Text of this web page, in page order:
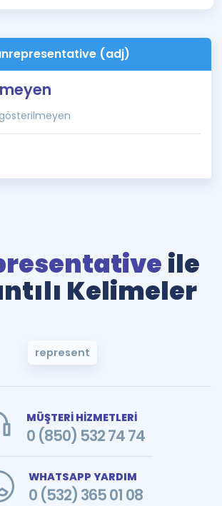
(adj)
ile
Kelimeler
represent
MÜŞTERİ HİZMETLERİ
0 (850) 532 74 74
WHATSAPP YARDIM
0 (532) 365 01 08